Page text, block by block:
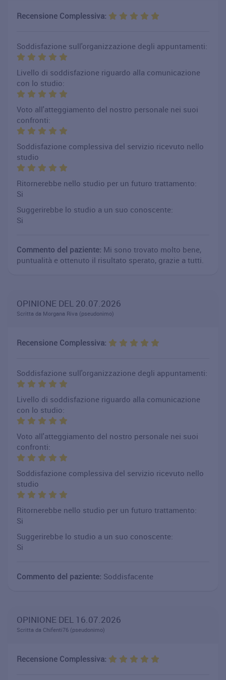
Recensione Complessiva:
Soddisfazione sull'organizzazione degli appuntamenti:
Livello di soddisfazione riguardo alla comunicazione
con lo studio:
Voto all'atteggiamento del nostro personale nei suoi
confronti:
Soddisfazione complessiva del servizio ricevuto nello
studio
Ritornerebbe nello studio per un futuro trattamento:
Si
Suggerirebbe lo studio a un suo conoscente:
Si
Commento del paziente: Mi sono trovato molto bene,
puntualità e ottenuto il risultato sperato, grazie a tutti.
OPINIONE DEL 20.07.2026
Scritta da Morgana Riva (pseudonimo)
Recensione Complessiva:
Soddisfazione sull'organizzazione degli appuntamenti:
Livello di soddisfazione riguardo alla comunicazione
con lo studio:
Voto all'atteggiamento del nostro personale nei suoi
confronti:
Soddisfazione complessiva del servizio ricevuto nello
studio
Ritornerebbe nello studio per un futuro trattamento:
Si
Suggerirebbe lo studio a un suo conoscente:
Si
Commento del paziente: Soddisfacente
OPINIONE DEL 16.07.2026
Scritta da Chifenti76 (pseudonimo)
Recensione Complessiva: